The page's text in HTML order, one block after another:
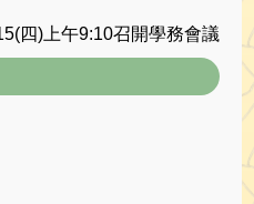
四)上午9:10召開學務會議